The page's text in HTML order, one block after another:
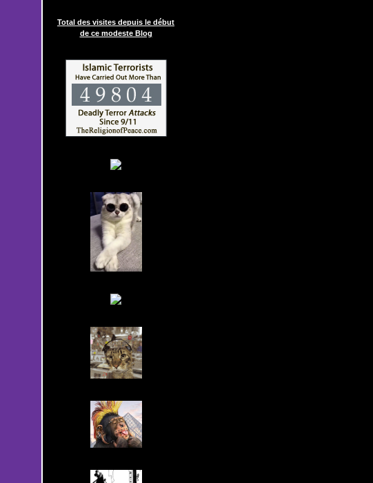
Total des visites depuis le début
de ce modeste Blog